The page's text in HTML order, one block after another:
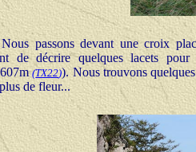
Nous passons devant une croix
de décrire quelques lacets
(TX22)). Nous trouvons
de fleur...